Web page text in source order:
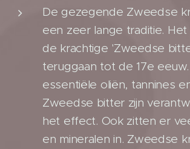
De gezegende Zweedse
een zeer lange traditie.
de krachtige 'Zweedse
teruggaan tot de 17e
essentiële oliën, tannines
Zweedse bitter zijn
het effect. Ook zitten er
en mineralen in. Zweedse